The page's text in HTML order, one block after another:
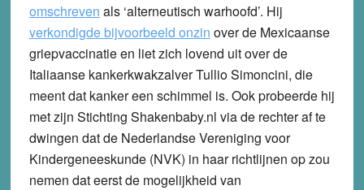
omschreven als ‘alterneutisch warhoofd’. Hij
verkondigde bijvoorbeeld onzin over de Mexicaanse
griepvaccinatie en liet zich lovend uit over de
Italiaanse kankerkwakzalver Tullio Simoncini, die
meent dat kanker een schimmel is. Ook probeerde hij
met zijn Stichting Shakenbaby.nl via de rechter af te
dwingen dat de Nederlandse Vereniging voor
Kindergeneeskunde (NVK) in haar richtlijnen op zou
nemen dat eerst de mogelijkheid van